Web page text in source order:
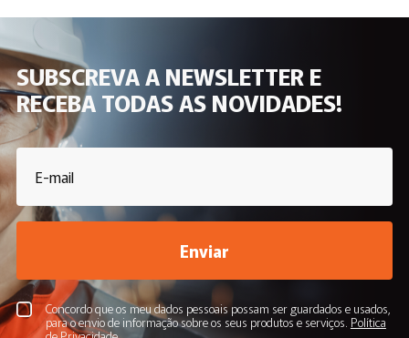
SUBSCREVA A NEWSLETTER E
RECEBA TODAS AS NOVIDADES!
Concordo que os meu dados pessoais possam ser guardados e usados,
para o envio de informação sobre os seus produtos e serviços. Política
Enviar